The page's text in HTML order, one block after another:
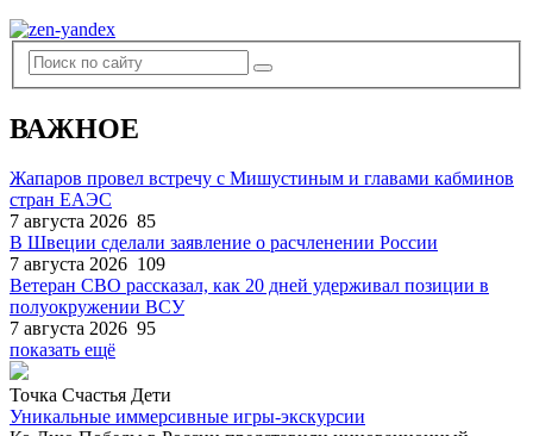
ВАЖНОЕ
Жапаров провел встречу с Мишустиным и главами кабминов
стран ЕАЭС
7 августа 2026 85
В Швеции сделали заявление о расчленении России
7 августа 2026 109
Ветеран СВО рассказал, как 20 дней удерживал позиции в
полуокружении ВСУ
7 августа 2026 95
показать ещё
Точка Счастья Дети
Уникальные иммерсивные игры-экскурсии